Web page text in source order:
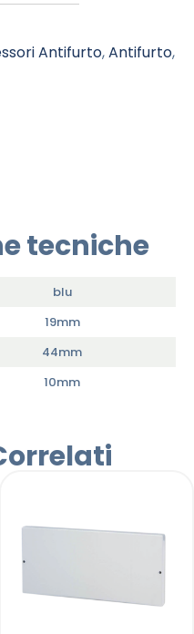
Antifurto,Antifurto,
tecniche
blu
19mm
44mm
10mm